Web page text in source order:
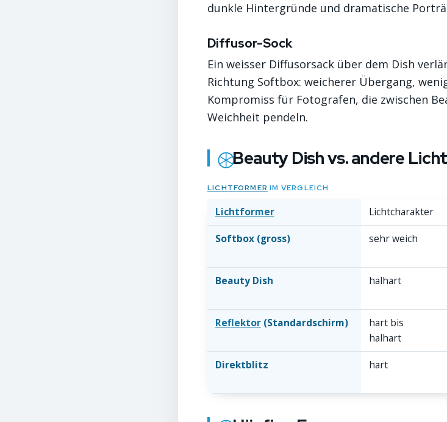
dunkle Hintergründe und dramatische
Diffusor-Sock
Ein weisser Diffusorsack über dem Dish
Richtung Softbox: weicherer Übergang,
Kompromiss für Fotografen, die zwischen
Weichheit pendeln.
Beauty Dish vs. andere
LICHTFORMER IM VERGLEICH
Lichtformer Lichtcharakter
Softbox (gross)
sehr weich
Beauty Dish
halhart
Reflektor(Standardschirm)
hart bis
halhart
Direktblitz
hart